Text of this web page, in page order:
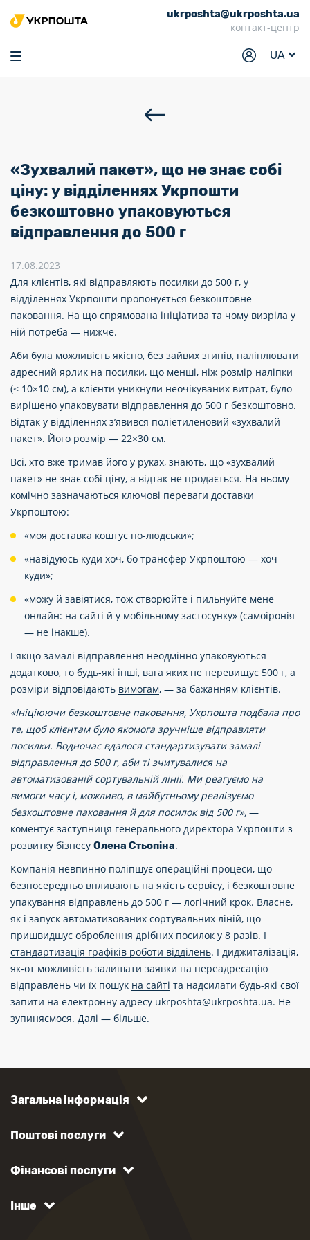
ukrposhta@ukrposhta.ua
контакт-центр
UA
Головна
Маркет
Відділення
Філателія
Кар’єра
Для бізнесу
«Зухвалий пакет», що не знає собі
ціну: у відділеннях Укрпошти
безкоштовно упаковуються
відправлення до 500 г
17.08.2023
Для клієнтів, які відправляють посилки до 500 г, у
відділеннях Укрпошти пропонується безкоштовне
паковання. На що спрямована ініціатива та чому визріла у
ній потреба — нижче.
Аби була можливість якісно, без зайвих згинів, наліплювати
адресний ярлик на посилки, що менші, ніж розмір наліпки
(< 10×10 см), а клієнти уникнули неочікуваних витрат, було
вирішено упаковувати відправлення до 500 г безкоштовно.
Відтак у відділеннях з’явився поліетиленовий «зухвалий
пакет». Його розмір — 22×30 см.
Всі, хто вже тримав його у руках, знають, що «зухвалий
пакет» не знає собі ціну, а відтак не продається. На ньому
комічно зазначаються ключові переваги доставки
Укрпоштою:
«моя доставка коштує по-людськи»;
«навідуюсь куди хоч, бо трансфер Укрпоштою — хоч
куди»;
«можу й завіятися, тож створюйте і пильнуйте мене
онлайн: на сайті й у мобільному застосунку» (самоіронія
— не інакше).
І якщо замалі відправлення неодмінно упаковуються
додатково, то будь-які інші, вага яких не перевищує 500 г, а
розміри відповідають вимогам, — за бажанням клієнтів.
«Ініціюючи безкоштовне паковання, Укрпошта подбала про
те, щоб клієнтам було якомога зручніше відправляти
посилки. Водночас вдалося стандартизувати замалі
відправлення до 500 г, аби ті зчитувалися на
автоматизованій сортувальній лінії. Ми реагуємо на
вимоги часу і, можливо, в майбутньому реалізуємо
безкоштовне паковання й для посилок від 500 г», —
коментує заступниця генерального директора Укрпошти з
розвитку бізнесу Олена Стьопіна.
Компанія невпинно поліпшує операційні процеси, що
безпосередньо впливають на якість сервісу, і безкоштовне
упакування відправлень до 500 г — логічний крок. Власне,
як і запуск автоматизованих сортувальних ліній, що
пришвидшує оброблення дрібних посилок у 8 разів. І
стандартизація графіків роботи відділень. І диджиталізація,
як-от можливість залишати заявки на переадресацію
відправлень чи їх пошук на сайті та надсилати будь-які свої
запити на електронну адресу ukrposhta@ukrposhta.ua. Не
зупиняємося. Далі — більше.
Загальна інформація
Поштові послуги
Фінансові послуги
Інше